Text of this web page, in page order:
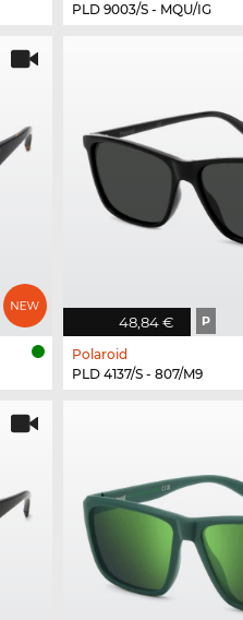
PLD 9003/S - MQU/IG
48,84 € P
Polaroid
PLD 4137/S - 807/M9